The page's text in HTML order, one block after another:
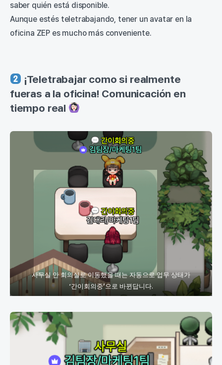
saber quién está disponible.
Aunque estés teletrabajando, tener un avatar en la
oficina ZEP es mucho más conveniente.
¡Teletrabajar como si realmente
fueras a la oficina! Comunicación en
tiempo real
사무실 안 회의실로 이동했을 때는 자동으로 업무 상태가
‘간이회의중’으로 바뀐답니다.